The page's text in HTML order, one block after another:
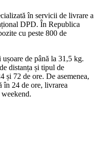
în servicii de livrare a
DPD. În Republica
cu peste 800 de
de până la 31,5 kg.
distanța și tipul de
și 72 de ore. De asemenea,
în 24 de ore, livrarea